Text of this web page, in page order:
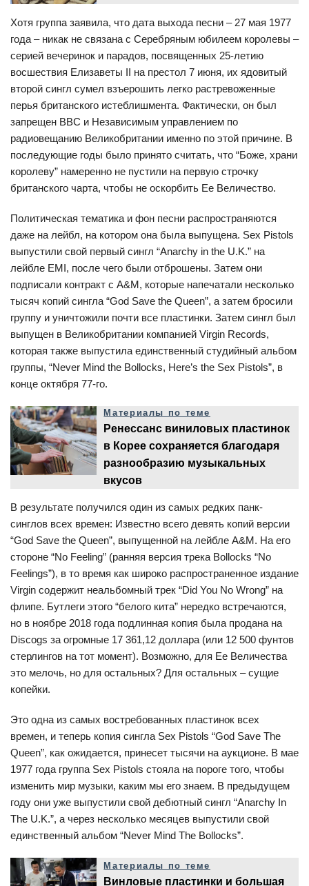
Хотя группа заявила, что дата выхода песни – 27 мая 1977
года – никак не связана с Серебряным юбилеем королевы –
серией вечеринок и парадов, посвященных 25-летию
восшествия Елизаветы II на престол 7 июня, их ядовитый
второй сингл сумел взъерошить легко растревоженные
перья британского истеблишмента. Фактически, он был
запрещен BBC и Независимым управлением по
радиовещанию Великобритании именно по этой причине. В
последующие годы было принято считать, что “Боже, храни
королеву” намеренно не пустили на первую строчку
британского чарта, чтобы не оскорбить Ее Величество.
Политическая тематика и фон песни распространяются
даже на лейбл, на котором она была выпущена. Sex Pistols
выпустили свой первый сингл “Anarchy in the U.K.” на
лейбле EMI, после чего были отброшены. Затем они
подписали контракт с A&M, которые напечатали несколько
тысяч копий сингла “God Save the Queen”, а затем бросили
группу и уничтожили почти все пластинки. Затем сингл был
выпущен в Великобритании компанией Virgin Records,
которая также выпустила единственный студийный альбом
группы, “Never Mind the Bollocks, Here’s the Sex Pistols”, в
конце октября 77-го.
Материалы по теме
Ренессанс виниловых пластинок
в Корее сохраняется благодаря
разнообразию музыкальных
вкусов
В результате получился один из самых редких панк-
синглов всех времен: Известно всего девять копий версии
“God Save the Queen”, выпущенной на лейбле A&M. На его
стороне “No Feeling” (ранняя версия трека Bollocks “No
Feelings”), в то время как широко распространенное издание
Virgin содержит неальбомный трек “Did You No Wrong” на
флипе. Бутлеги этого “белого кита” нередко встречаются,
но в ноябре 2018 года подлинная копия была продана на
Discogs за огромные 17 361,12 доллара (или 12 500 фунтов
стерлингов на тот момент). Возможно, для Ее Величества
это мелочь, но для остальных? Для остальных – сущие
копейки.
Это одна из самых востребованных пластинок всех
времен, и теперь копия сингла Sex Pistols “God Save The
Queen”, как ожидается, принесет тысячи на аукционе. В мае
1977 года группа Sex Pistols стояла на пороге того, чтобы
изменить мир музыки, каким мы его знаем. В предыдущем
году они уже выпустили свой дебютный сингл “Anarchy In
The U.K.”, а через несколько месяцев выпустили свой
единственный альбом “Never Mind The Bollocks”.
Материалы по теме
Винловые пластинки и большая